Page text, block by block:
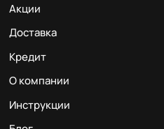
Акции
Доставка
Кредит
О компании
Инструкции